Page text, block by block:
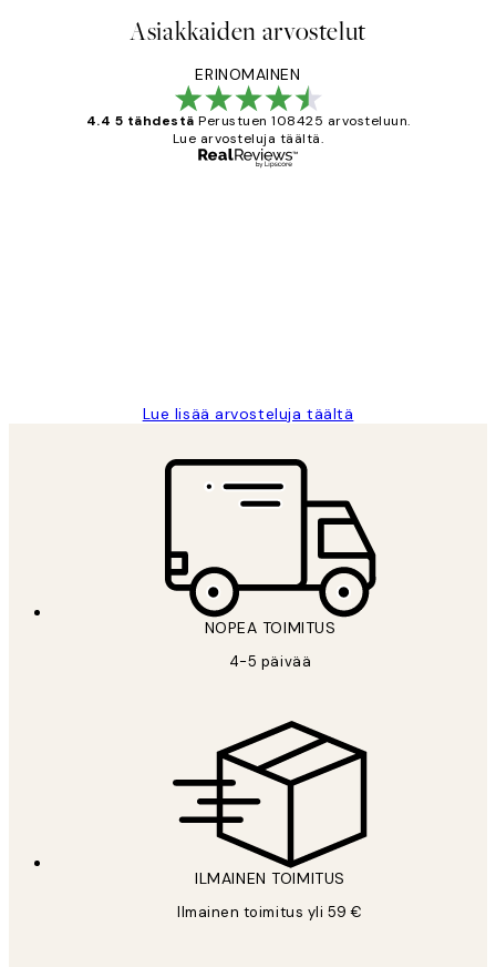
Asiakkaiden arvostelut
ERINOMAINEN
4.4 5 tähdestä Perustuen 108425 arvosteluun.
Lue arvosteluja täältä.
Lue lisää arvosteluja täältä
NOPEA TOIMITUS
4-5 päivää
ILMAINEN TOIMITUS
Ilmainen toimitus yli 59 €